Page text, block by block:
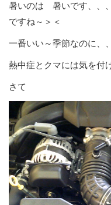
暑いのは 暑いです、、
ですね～＞＜
一番いい～季節なのに、
熱中症とクマには気を付
さて